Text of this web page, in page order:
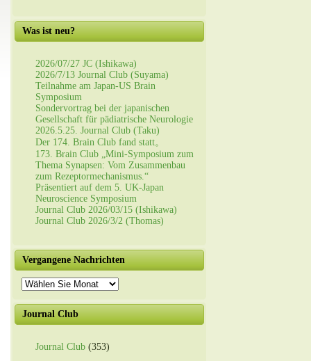
Was ist neu?
2026/07/27 JC (Ishikawa)
2026/7/13 Journal Club (Suyama)
Teilnahme am Japan-US Brain
Symposium
Sondervortrag bei der japanischen
Gesellschaft für pädiatrische Neurologie
2026.5.25. Journal Club (Taku)
Der 174. Brain Club fand statt。
173. Brain Club „Mini-Symposium zum
Thema Synapsen: Vom Zusammenbau
zum Rezeptormechanismus.“
Präsentiert auf dem 5. UK-Japan
Neuroscience Symposium
Journal Club 2026/03/15 (Ishikawa)
Journal Club 2026/3/2 (Thomas)
Vergangene Nachrichten
Vergangene
Nachrichten
Journal Club
Journal Club (353)